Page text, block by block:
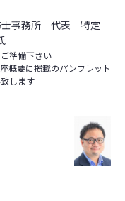
士事務所 代表 特定
準備下さい
概要に掲載のパンフレット
します